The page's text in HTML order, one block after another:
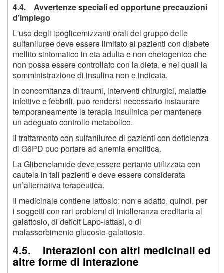
4.4. Avvertenze speciali ed opportune precauzioni
d’impiego
L'uso degli ipoglicemizzanti orali del gruppo delle
sulfaniluree deve essere limitato ai pazienti con diabete
mellito sintomatico in eta adulta e non chetogenico che
non possa essere controllato con la dieta, e nei quali la
somministrazione di insulina non e indicata.
In concomitanza di traumi, interventi chirurgici, malattie
infettive e febbrili, puo rendersi necessario instaurare
temporaneamente la terapia insulinica per mantenere
un adeguato controllo metabolico.
Il trattamento con sulfaniluree di pazienti con deficienza
di G6PD puo portare ad anemia emolitica.
La Glibenclamide deve essere pertanto utilizzata con
cautela in tali pazienti e deve essere considerata
un’alternativa terapeutica.
Il medicinale contiene lattosio: non e adatto, quindi, per
i soggetti con rari problemi di intolleranza ereditaria al
galattosio, di deficit Lapp-lattasi, o di
malassorbimento glucosio-galattosio.
4.5. Interazioni con altri medicinali ed
altre forme di interazione